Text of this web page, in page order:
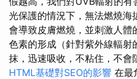
光保護的情況下，無法燃燒
會導致皮膚燃燒，並刺激人
色素的形成（針對紫外線輻射
抹，迅速吸收，不粘住，不會
HTML基礎對SEO的影響 在最